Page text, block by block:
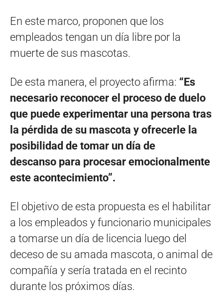
En este marco, proponen que los
empleados tengan un día libre por la
muerte de sus mascotas.
De esta manera, el proyecto afirma: “Es
necesario reconocer el proceso de duelo
que puede experimentar una persona tras
la pérdida de su mascota y ofrecerle la
posibilidad de tomar un día de
descanso para procesar emocionalmente
este acontecimiento”.
El objetivo de esta propuesta es el habilitar
a los empleados y funcionario municipales
a tomarse un día de licencia luego del
deceso de su amada mascota, o animal de
compañía y sería tratada en el recinto
durante los próximos días.